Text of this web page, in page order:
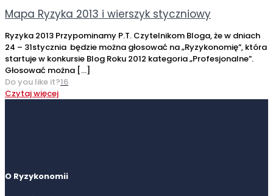
Mapa Ryzyka 2013 i wierszyk styczniowy
Ryzyka 2013 Przypominamy P.T. Czytelnikom Bloga, że w dniach
24 – 31stycznia będzie można głosować na „Ryzykonomię”, która
startuje w konkursie Blog Roku 2012 kategoria „Profesjonalne”.
Głosować można […]
Do you like it?16
Czytaj więcej
O Ryzykonomii